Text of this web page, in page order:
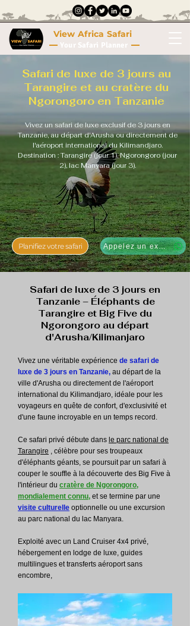
View Africa Safari
Your Safari Planner
Safari de luxe de 3 jours au
Tarangire et au cratère du
Ngorongoro en Tanzanie
Vivez un safari de luxe exclusif de 3 jours en
Tanzanie, au départ d'Arusha ou directement de
l'aéroport international du Kilimandjaro.
Destination : Tarangire (jour 1), Ngorongoro (jour
2), lac Manyara (jour 3).
Planifiez votre safari Appelez un expert
Safari de luxe de 3 jours en
Tanzanie – Éléphants de
Tarangire et Big Five du
Ngorongoro au départ
d'Arusha/Kilimanjaro
Vivez une véritable expérience de safari de
luxe de 3 jours en Tanzanie, au départ de la
ville d'Arusha ou directement de l'aéroport
international du Kilimandjaro, idéale pour les
voyageurs en quête de confort, d'exclusivité et
d'une faune incroyable en un temps record.
Ce safari privé débute dans le parc national de
Tarangire , célèbre pour ses troupeaux
d'éléphants géants, se poursuit par un safari à
couper le souffle à la découverte des Big Five à
l'intérieur du cratère de Ngorongoro,
mondialement connu, et se termine par une
visite culturelle optionnelle ou une excursion
au parc national du lac Manyara.
Exploité avec un Land Cruiser 4x4 privé,
hébergement en lodge de luxe, guides
multilingues et transferts aéroport sans
encombre,